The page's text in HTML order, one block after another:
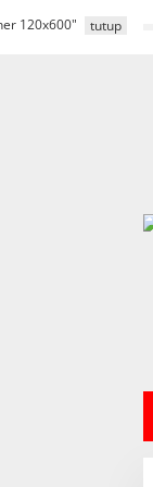
e
tutup
120x600"